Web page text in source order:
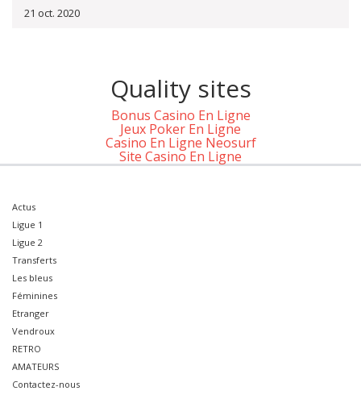
21 oct. 2020
Quality sites
Bonus Casino En Ligne
Jeux Poker En Ligne
Casino En Ligne Neosurf
Site Casino En Ligne
Actus
Ligue 1
Ligue 2
Transferts
Les bleus
Féminines
Etranger
Vendroux
RETRO
AMATEURS
Contactez-nous